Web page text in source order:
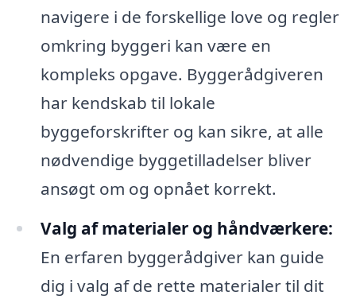
navigere i de forskellige love og regler
omkring byggeri kan være en
kompleks opgave. Byggerådgiveren
har kendskab til lokale
byggeforskrifter og kan sikre, at alle
nødvendige byggetilladelser bliver
ansøgt om og opnået korrekt.
Valg af materialer og håndværkere:
En erfaren byggerådgiver kan guide
dig i valg af de rette materialer til dit